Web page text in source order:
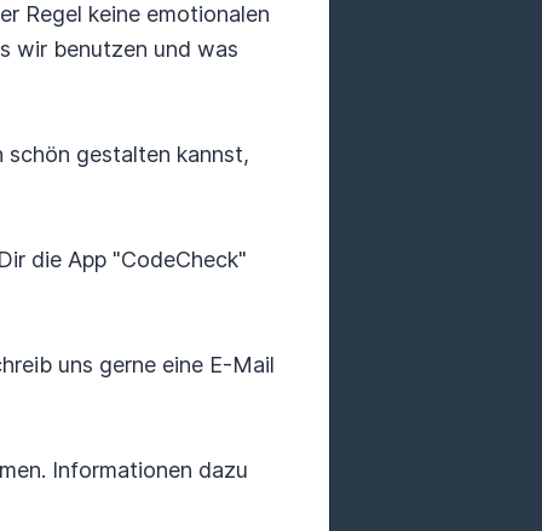
Regel keine emotionalen
wir benutzen und was
schön gestalten kannst,
die App "CodeCheck"
uns gerne eine E-Mail
Informationen dazu